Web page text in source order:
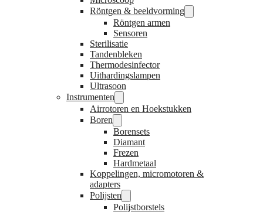
Röntgen & beeldvorming
Röntgen armen
Sensoren
Sterilisatie
Tandenbleken
Thermodesinfector
Uithardingslampen
Ultrasoon
Instrumenten
Airrotoren en Hoekstukken
Boren
Borensets
Diamant
Frezen
Hardmetaal
Koppelingen, micromotoren &
adapters
Polijsten
Polijstborstels